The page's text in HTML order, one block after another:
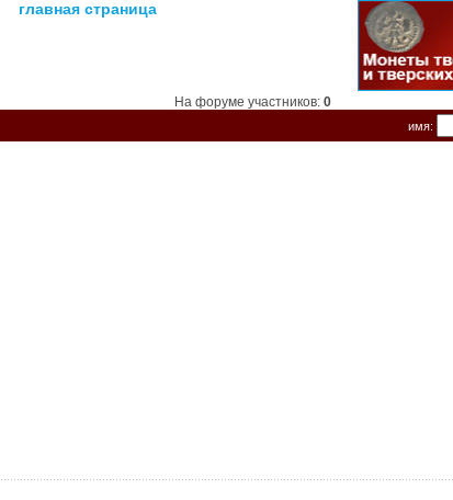
главная страница
На форуме участников: 0
имя: